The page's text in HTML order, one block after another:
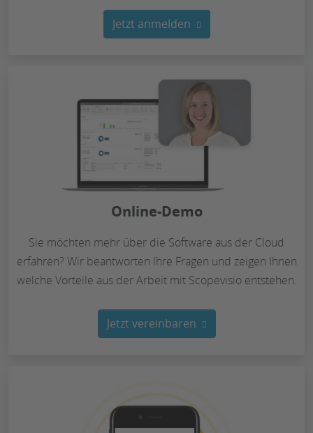
Jetzt anmelden
Online-Demo
Sie möchten mehr über die Software aus der Cloud
erfahren? Wir beantworten Ihre Fragen und zeigen Ihnen
welche Vorteile aus der Arbeit mit Scopevisio entstehen.
Jetzt vereinbaren